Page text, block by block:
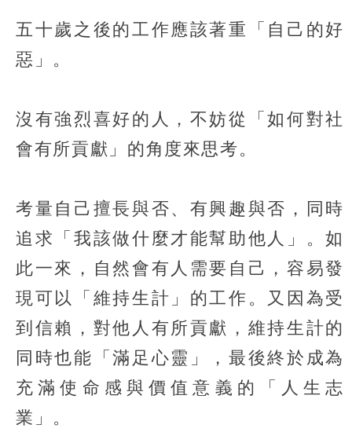
五十歲之後的工作應該著重「自己的好
惡」。
沒有強烈喜好的人，不妨從「如何對社
會有所貢獻」的角度來思考。
考量自己擅長與否、有興趣與否，同時
追求「我該做什麼才能幫助他人」。如
此一來，自然會有人需要自己，容易發
現可以「維持生計」的工作。又因為受
到信賴，對他人有所貢獻，維持生計的
同時也能「滿足心靈」，最後終於成為
充滿使命感與價值意義的「人生志
業」。